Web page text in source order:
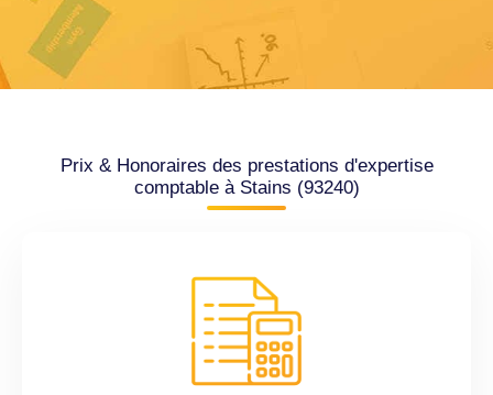
Prix & Honoraires des prestations d'expertise
comptable à Stains (93240)